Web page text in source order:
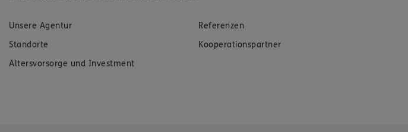
Unsere Agentur
Referenzen
Standorte
Kooperationspartner
Altersvorsorge und Investment